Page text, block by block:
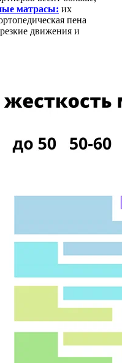
матрасы: их
пена
движения и